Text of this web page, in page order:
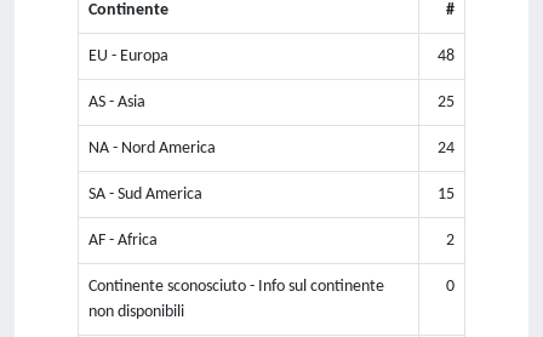
Continente #
EU - Europa 48
AS - Asia 25
NA - Nord America 24
SA - Sud America 15
AF - Africa 2
Continente sconosciuto - Info sul continente
non disponibili
0